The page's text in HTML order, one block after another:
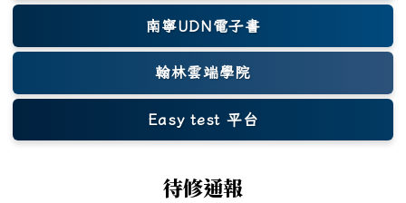
南寧UDN電子書
翰林雲端學院
Easy test 平台
(另開新視窗)
待修通報